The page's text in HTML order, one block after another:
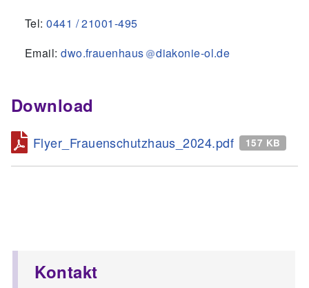
Kontakt
Tel:0441 / 21001-495
Email:dwo.frauenhaus diakonie-ol.de
Download
Flyer_Frauenschutzhaus_2024.pdf 157 KB